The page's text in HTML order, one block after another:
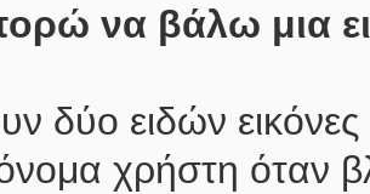
να βάλω μια
δύο ειδών
χρήστη όταν